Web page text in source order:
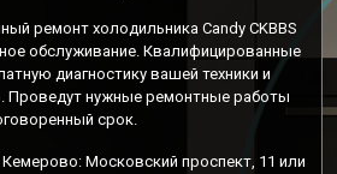
ремонт холодильника Candy CKBBS
обслуживание. Квалифицированные
диагностику вашей техники и
Проведут нужные ремонтные работы
срок.
Московский проспект, 11 или